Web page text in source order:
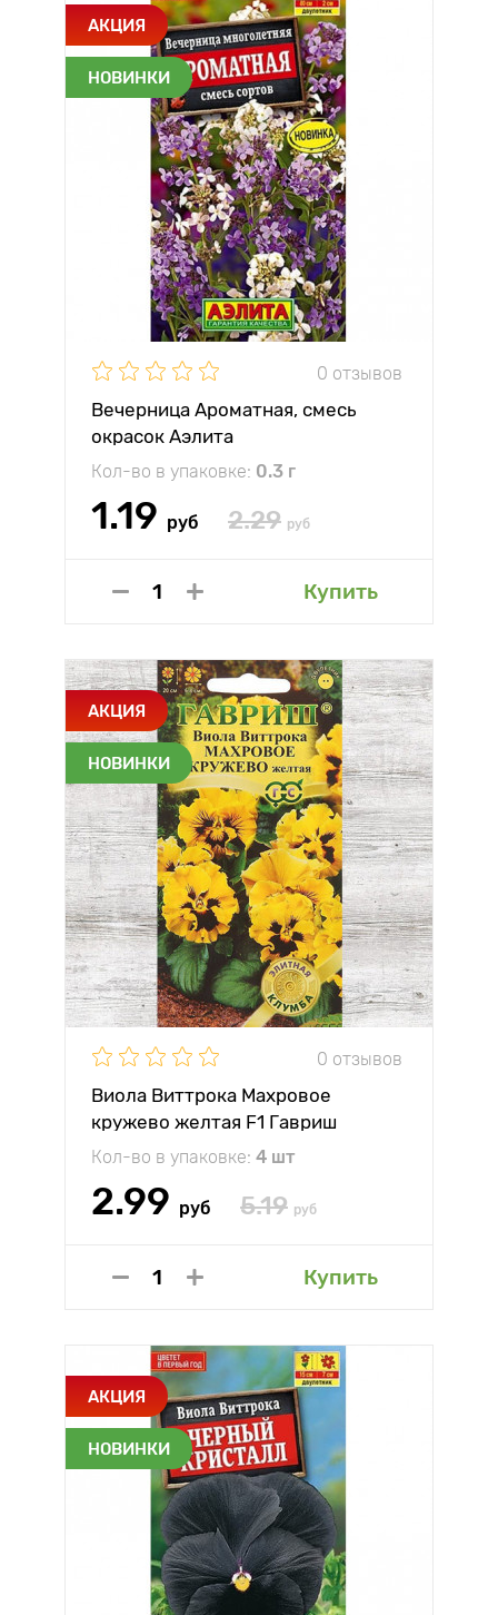
АКЦИЯ
НОВИНКИ
0 отзывов
Вечерница Ароматная, смесь
окрасок Аэлита
Кол-во в упаковке: 0.3 г
1.19 руб 2.29 руб
Купить
АКЦИЯ
НОВИНКИ
0 отзывов
Виола Виттрока Махровое
кружево желтая F1 Гавриш
Кол-во в упаковке: 4 шт
2.99 руб 5.19 руб
Купить
АКЦИЯ
НОВИНКИ